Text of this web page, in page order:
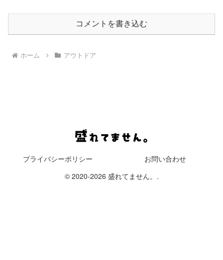
コメントを書き込む
ホーム アウトドア
プライバシーポリシー
お問い合わせ
© 2020-2026 盛れてません。.